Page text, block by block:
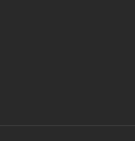
TikTokauf LinkedIn